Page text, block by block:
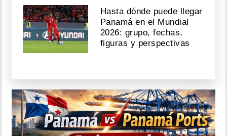
Hasta dónde puede llegar
Panamá en el Mundial
2026: grupo, fechas,
figuras y perspectivas